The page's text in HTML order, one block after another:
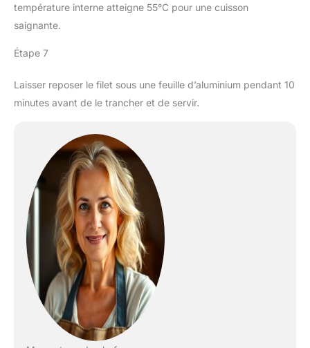
température interne atteigne 55°C pour une cuisson
saignante.
Étape 7
Laisser reposer le filet sous une feuille d’aluminium pendant 10
minutes avant de le trancher et de servir.